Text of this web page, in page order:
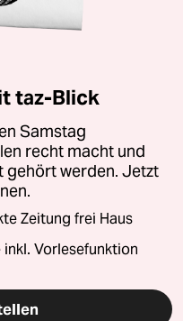
taz-Blick
Samstag
recht macht und
gehört werden. Jetzt
Zeitung frei Haus
Vorlesefunktion